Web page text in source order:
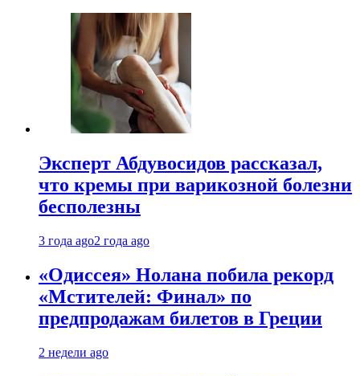
Эксперт Абдувосидов рассказал,
что кремы при варикозной болезни
бесполезны
3 года ago2 года ago
«Одиссея» Нолана побила рекорд
«Мстителей: Финал» по
предпродажам билетов в Греции
2 недели ago